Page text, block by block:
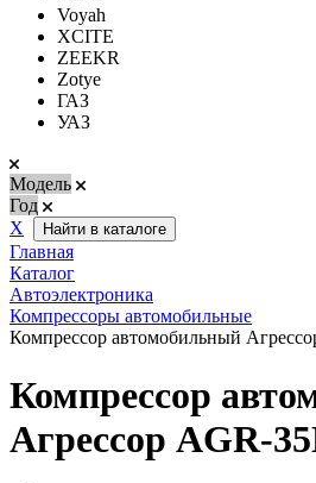
Voyah
XCITE
ZEEKR
Zotye
ГАЗ
УАЗ
Модель
Год
Х
Найти в каталоге
Главная
Каталог
Автоэлектроника
Компрессоры автомобильные
Компрессор автомобильный
Компрессор
Агрессор AGR-